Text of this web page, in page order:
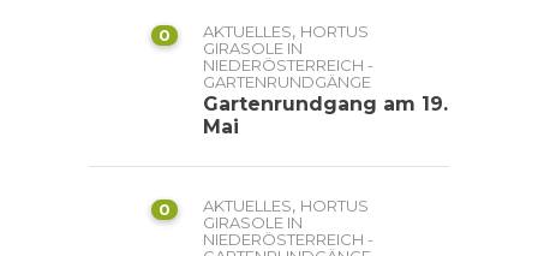
0 AKTUELLES, HORTUS
GIRASOLE IN
NIEDERÖSTERREICH -
GARTENRUNDGÄNGE
Gartenrundgang am 19.
Mai
0 AKTUELLES, HORTUS
GIRASOLE IN
NIEDERÖSTERREICH -